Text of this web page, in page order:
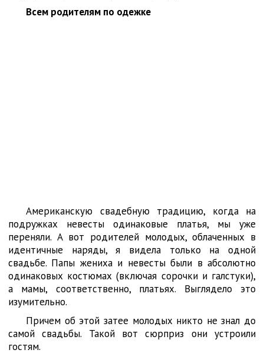
Всем родителям по одежке
Американскую свадебную традицию, когда на
подружках невесты одинаковые платья, мы уже
переняли. А вот родителей молодых, облаченных в
идентичные наряды, я видела только на одной
свадьбе. Папы жениха и невесты были в абсолютно
одинаковых костюмах (включая сорочки и галстуки),
а мамы, соответственно, платьях. Выглядело это
изумительно.
Причем об этой затее молодых никто не знал до
самой свадьбы. Такой вот сюрприз они устроили
гостям.